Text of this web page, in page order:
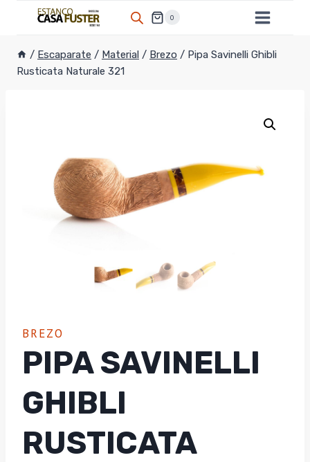
0
/ Escaparate / Material / Brezo / Pipa Savinelli Ghibli
Rusticata Naturale 321
BREZO
PIPA SAVINELLI
GHIBLI
RUSTICATA